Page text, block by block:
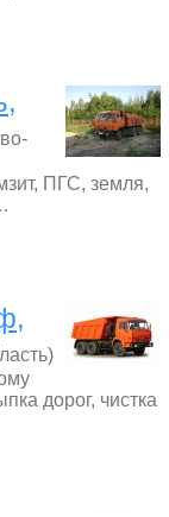
ПГС, земля,
дорог, чистка